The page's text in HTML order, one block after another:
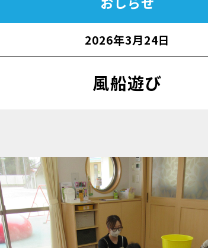
2026年3月24日
風船遊び